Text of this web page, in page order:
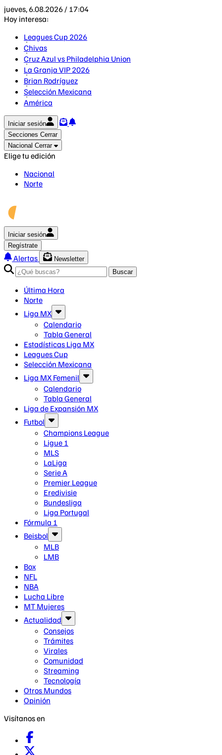
jueves, 6.08.2026 / 17:04
Hoy interesa:
Leagues Cup 2026
Chivas
Cruz Azul vs Philadelphia Union
La Granja VIP 2026
Brian Rodríguez
Selección Mexicana
América
Iniciar sesión
Secciones Cerrar
Nacional Cerrar
Elige tu edición
Nacional
Norte
Iniciar sesión
Regístrate
Alertas
Newsletter
Buscar
Última Hora
Norte
Liga MX
Calendario
Tabla General
Estadísticas Liga MX
Leagues Cup
Selección Mexicana
Liga MX Femenil
Calendario
Tabla General
Liga de Expansión MX
Futbol
Champions League
Ligue 1
MLS
LaLiga
Serie A
Premier League
Eredivisie
Bundesliga
Liga Portugal
Fórmula 1
Beisbol
MLB
LMB
Box
NFL
NBA
Lucha Libre
MT Mujeres
Actualidad
Consejos
Trámites
Virales
Comunidad
Streaming
Tecnología
Otros Mundos
Opinión
Visítanos en